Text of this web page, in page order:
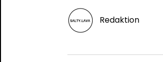
Redaktion